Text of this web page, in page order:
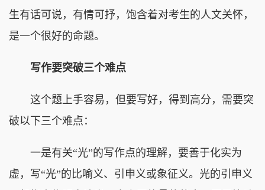
生有话可说，有情可抒，饱含着对考生的人文关怀，
是一个很好的命题。
写作要突破三个难点
这个题上手容易，但要写好，得到高分，需要突
破以下三个难点：
一是有关“光”的写作点的理解，要善于化实为
虚，写“光”的比喻义、引申义或象征义。光的引申义